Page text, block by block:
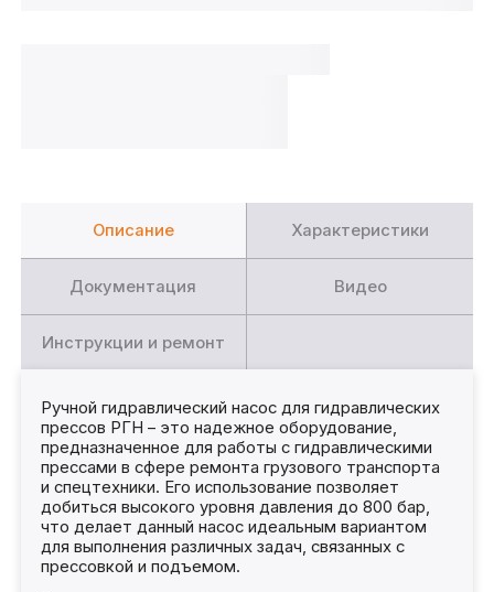
Описание Характеристики
Документация Видео
Инструкции и ремонт
Ручной гидравлический насос для гидравлических
прессов РГН – это надежное оборудование,
предназначенное для работы с гидравлическими
прессами в сфере ремонта грузового транспорта
и спецтехники. Его использование позволяет
добиться высокого уровня давления до 800 бар,
что делает данный насос идеальным вариантом
для выполнения различных задач, связанных с
прессовкой и подъемом.